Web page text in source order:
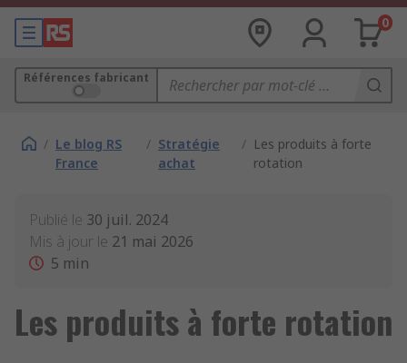
0
Références fabricant
/ Le blog RS
France
/ Stratégie
achat
/ Les produits à forte
rotation
Publié le 30 juil. 2024
Mis à jour le 21 mai 2026
5 min
Les produits à forte rotation